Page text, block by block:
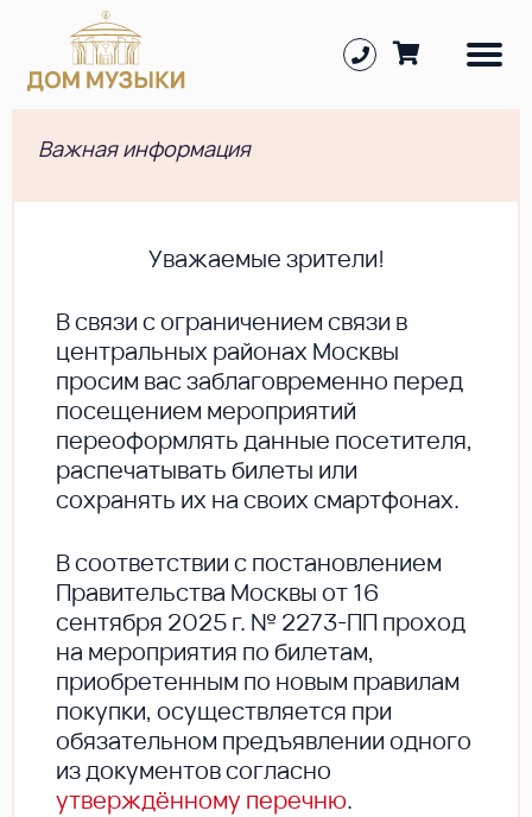
Важная информация
Уважаемые зрители!
В cвязи с ограничением связи в
центральных районах Москвы
просим вас заблаговременно перед
посещением мероприятий
переоформлять данные посетителя,
распечатывать билеты или
сохранять их на своих смартфонах.
В соответствии с постановлением
Правительства Москвы от 16
сентября 2025 г. № 2273-ПП проход
на мероприятия по билетам,
приобретенным по новым правилам
покупки, осуществляется при
обязательном предъявлении одного
из документов согласно
утверждённому перечню.